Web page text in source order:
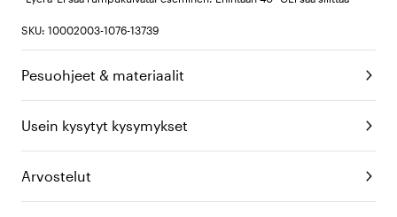
SKU: 10002003-1076-13739
Pesuohjeet & materiaalit
Usein kysytyt kysymykset
Arvostelut